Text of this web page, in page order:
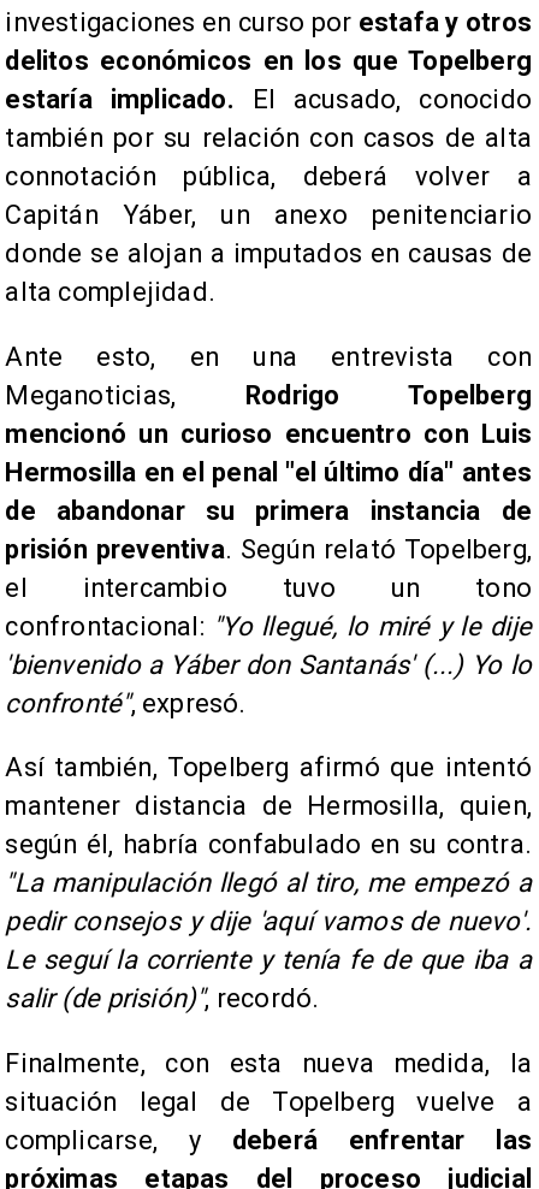
investigaciones en curso por estafa y otros
delitos económicos en los que Topelberg
estaría implicado. El acusado, conocido
también por su relación con casos de alta
connotación pública, deberá volver a
Capitán Yáber, un anexo penitenciario
donde se alojan a imputados en causas de
alta complejidad.
Ante esto, en una entrevista con
Meganoticias, Rodrigo Topelberg
mencionó un curioso encuentro con Luis
Hermosilla en el penal "el último día" antes
de abandonar su primera instancia de
prisión preventiva. Según relató Topelberg,
el intercambio tuvo un tono
confrontacional: "Yo llegué, lo miré y le dije
'bienvenido a Yáber don Santanás' (...) Yo lo
confronté", expresó.
Así también, Topelberg afirmó que intentó
mantener distancia de Hermosilla, quien,
según él, habría confabulado en su contra.
"La manipulación llegó al tiro, me empezó a
pedir consejos y dije 'aquí vamos de nuevo'.
Le seguí la corriente y tenía fe de que iba a
salir (de prisión)", recordó.
Finalmente, con esta nueva medida, la
situación legal de Topelberg vuelve a
complicarse, y deberá enfrentar las
próximas etapas del proceso judicial